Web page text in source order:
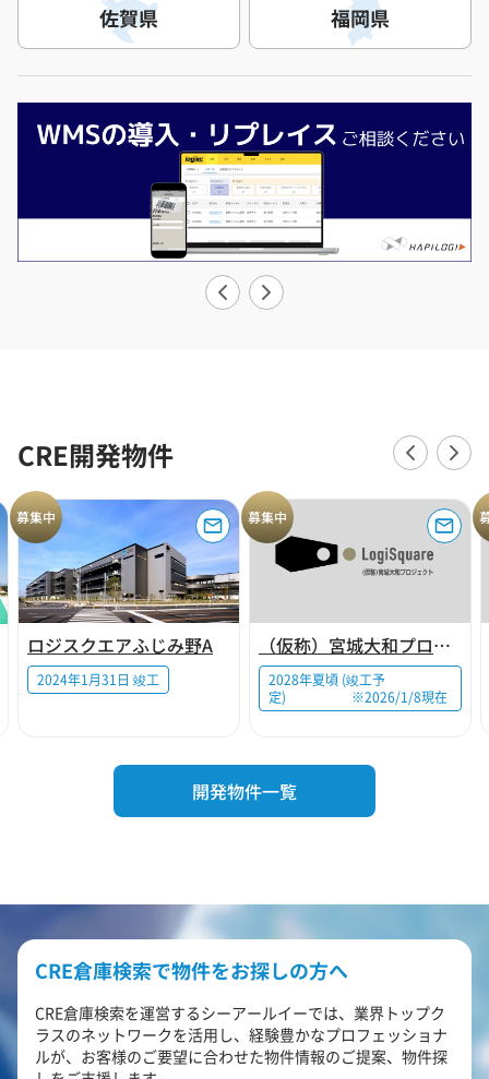
佐賀県 福岡県
CRE開発物件
募集中
ロジスクエアふじみ野A
2024年1月31日 竣工
募集中
（仮称）宮城大和プロジェクト
2028年夏頃 (竣工予
定) ※2026/1/8現在
開発物件一覧
CRE倉庫検索で物件をお探しの方へ
CRE倉庫検索を運営するシーアールイーでは、業界トップク
ラスのネットワークを活用し、経験豊かなプロフェッショナ
ルが、お客様のご要望に合わせた物件情報のご提案、物件探